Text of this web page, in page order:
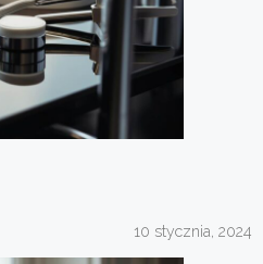
10 stycznia, 2024